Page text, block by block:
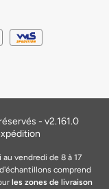
- v2.161.0
vendredi de 8 à 17
comprend
les zones de livraison